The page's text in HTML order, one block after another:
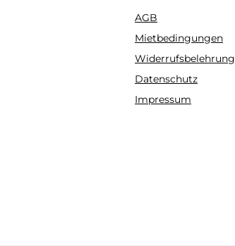
AGB
Mietbedingungen
Widerrufsbelehrung
Datenschutz
Impressum